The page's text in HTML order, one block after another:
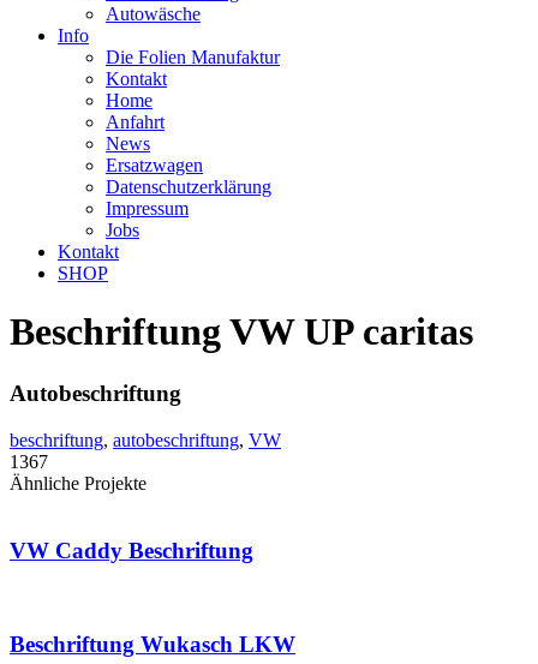
Autowäsche
Info
Die Folien Manufaktur
Kontakt
Home
Anfahrt
News
Ersatzwagen
Datenschutzerklärung
Impressum
Jobs
Kontakt
SHOP
Beschriftung VW UP caritas
Autobeschriftung
beschriftung, autobeschriftung, VW
1367
Ähnliche Projekte
VW Caddy Beschriftung
Beschriftung Wukasch LKW